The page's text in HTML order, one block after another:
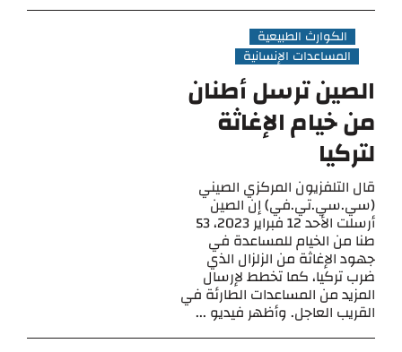
الكوارث الطبيعية
المساعدات الإنسانية
الصين ترسل أطنان
من خيام الإغاثة
لتركيا
قال التلفزيون المركزي الصيني
(سي.سي.تي.في) إن الصين
أرسلت الأحد 12 فبراير 2023، 53
طنا من الخيام للمساعدة في
جهود الإغاثة من الزلزال الذي
ضرب تركيا، كما تخطط لإرسال
المزيد من المساعدات الطارئة في
القريب العاجل. وأظهر فيديو ...